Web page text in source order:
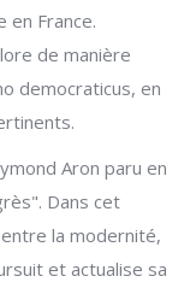
en France.
de manière
democraticus, en
Aron paru en
Dans cet
la modernité,
et actualise sa